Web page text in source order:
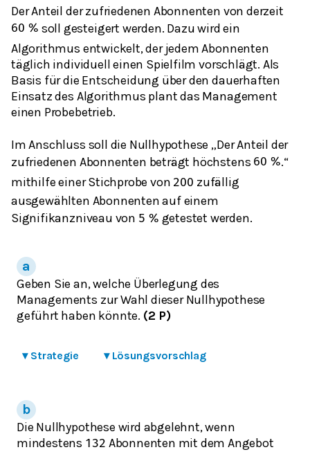
Der Anteil der zufriedenen Abonnenten von derzeit
60 % soll gesteigert werden. Dazu wird ein
Algorithmus entwickelt, der jedem Abonnenten
täglich individuell einen Spielfilm vorschlägt. Als
Basis für die Entscheidung über den dauerhaften
Einsatz des Algorithmus plant das Management
einen Probebetrieb.
Im Anschluss soll die Nullhypothese „Der Anteil der
zufriedenen Abonnenten beträgt höchstens 60 %.“
mithilfe einer Stichprobe von 200 zufällig
ausgewählten Abonnenten auf einem
Signifikanzniveau von 5 % getestet werden.
Geben Sie an, welche Überlegung des
Managements zur Wahl dieser Nullhypothese
geführt haben könnte. (2 P)
▾ Strategie ▾ Lösungsvorschlag
Die Nullhypothese wird abgelehnt, wenn
mindestens 132 Abonnenten mit dem Angebot